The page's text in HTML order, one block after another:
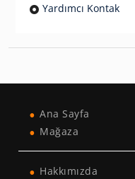
Yardımcı Kontak
Ana Sayfa
Mağaza
Hakkımızda